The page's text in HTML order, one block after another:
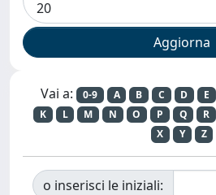
Vai a: 0-9 A B C D E
K
L M N O P Q R
X
Y Z
o inserisci le iniziali: